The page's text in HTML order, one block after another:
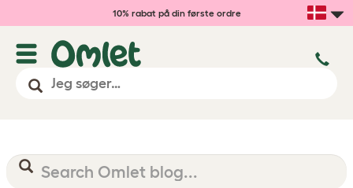
10% rabat på din første ordre